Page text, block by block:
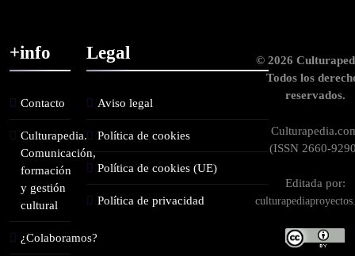
+info
Contacto
Culturapedia.
Comunicación,
formación
y gestión
cultural
¿Colaboramos?
Legal
Aviso legal
Política de cookies
Política de cookies (UE)
Política de privacidad
© 2026
Todos los
reservados.
(ISSN 2660-
Editada por: